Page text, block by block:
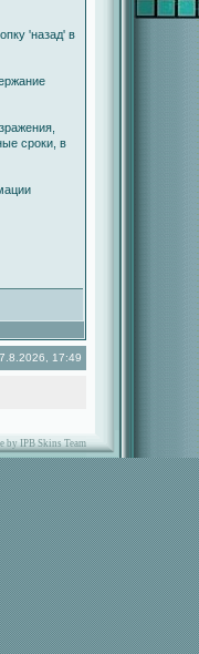
'назад' в
сроки, в
17:49
by IPB Skins Team